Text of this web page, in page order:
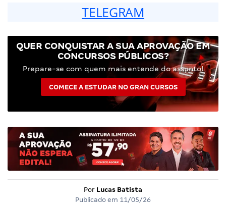
TELEGRAM
QUER CONQUISTAR A SUA APROVAÇÃO EM
CONCURSOS PÚBLICOS?
Prepare-se com quem mais entende do assunto!
COMECE A ESTUDAR NO GRAN CURSOS
Por Lucas Batista
Publicado em 11/05/26